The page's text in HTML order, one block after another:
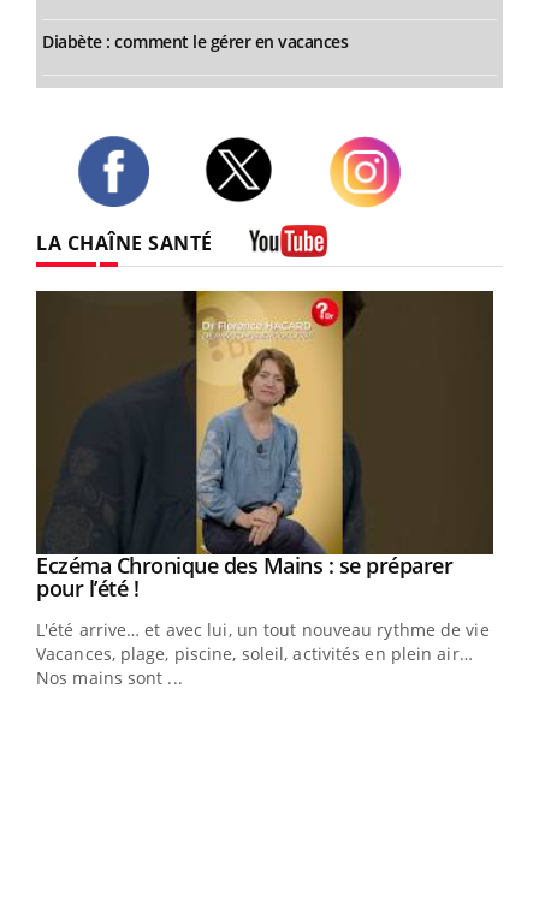
Diabète : comment le gérer en vacances
LA CHAÎNE SANTÉ
Youtube
Eczéma Chronique des Mains : se préparer
pour l’été !Youtube
L'été arrive… et avec lui, un tout nouveau rythme de vie !
Vacances, plage, piscine, soleil, activités en plein air…
Nos mains sont ...